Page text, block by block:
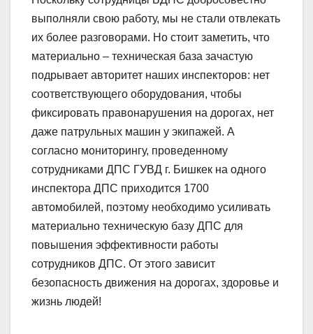
выполняли свою работу, мы не стали отвлекать
их более разговорами. Но стоит заметить, что
материально – техническая база зачастую
подрывает авторитет наших инспекторов: нет
соответствующего оборудования, чтобы
фиксировать правонарушения на дорогах, нет
даже патрульных машин у экипажей. А
согласно мониторингу, проведенному
сотрудниками ДПС ГУВД г. Бишкек на одного
инспектора ДПС приходится 1700
автомобилей, поэтому необходимо усиливать
материально техническую базу ДПС для
повышения эффективности работы
сотрудников ДПС. От этого зависит
безопасность движения на дорогах, здоровье и
жизнь людей!